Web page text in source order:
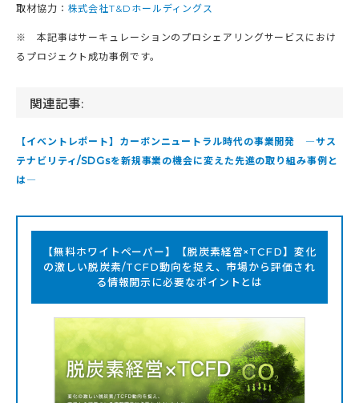
取材協力： 株式会社T&Dホールディングス
※ 本記事はサーキュレーションのプロシェアリングサービスにおけ
るプロジェクト成功事例です。
関連記事:
【イベントレポート】カーボンニュートラル時代の事業開発 ―サス
テナビリティ/SDGsを新規事業の機会に変えた先進の取り組み事例と
は―
【無料ホワイトペーパー】【脱炭素経営×TCFD】変化
の激しい脱炭素/TCFD動向を捉え、市場から評価され
る情報開示に必要なポイントとは